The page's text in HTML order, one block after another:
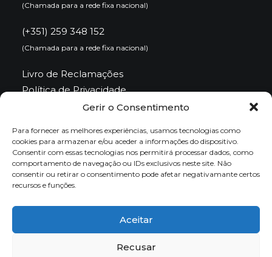
Gerir o Consentimento
Para fornecer as melhores experiências, usamos tecnologias como
cookies para armazenar e/ou aceder a informações do dispositivo.
Consentir com essas tecnologias nos permitirá processar dados, como
comportamento de navegação ou IDs exclusivos neste site. Não
consentir ou retirar o consentimento pode afetar negativamante certos
recursos e funções.
Aceitar
Recusar
(Chamada para a rede fixa nacional)
(+351) 259 348 152
(Chamada para a rede fixa nacional)
Livro de Reclamações
Política de Privacidade
Política de Cookies
Email
sbtmad@baldios.org